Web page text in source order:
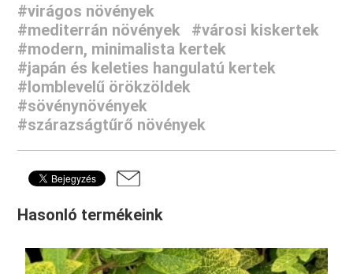
#virágos növények
#mediterrán növények
#városi kiskertek
#modern, minimalista kertek
#japán és keleties hangulatú kertek
#lomblevelű örökzöldek
#sövénynövények
#szárazságtűrő növények
Hasonló termékeink